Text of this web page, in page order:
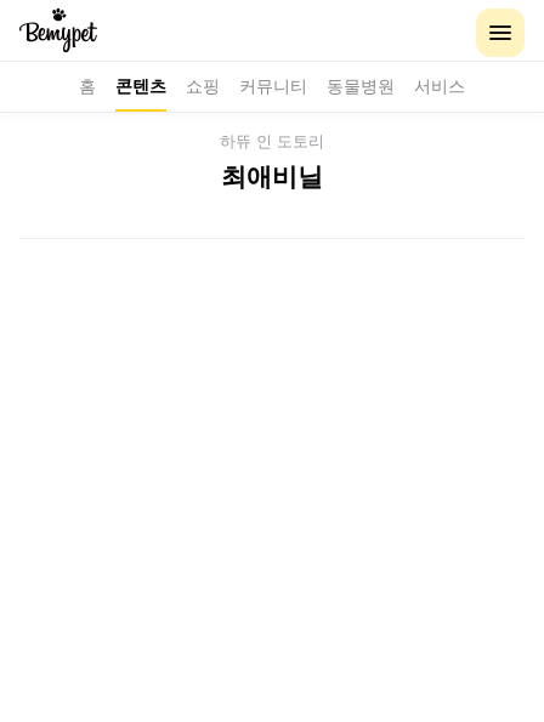
홈 콘텐츠 쇼핑 커뮤니티 동물병원 서비스
하뜌 인 도토리
최애비닐